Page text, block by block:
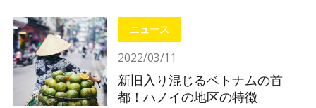
ニュース
2022/03/11
新旧入り混じるベトナムの首
都！ハノイの地区の特徴